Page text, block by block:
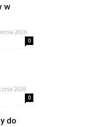
w
2026
0
2026
0
do